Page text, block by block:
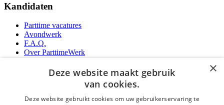
Kandidaten
Parttime vacatures
Avondwerk
F.A.Q.
Over ParttimeWerk
YoungCapital Android App
×
Deze website maakt gebruik
van cookies.
Deze website gebruikt cookies om uw gebruikerservaring te